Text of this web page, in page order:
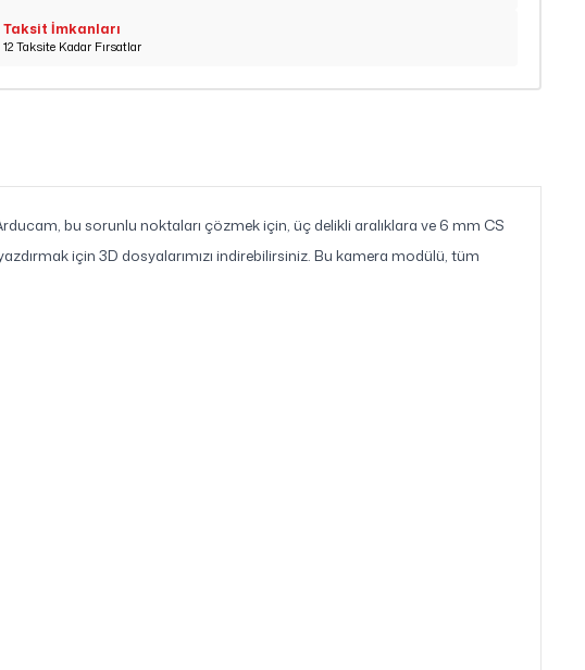
Taksit İmkanları
12 Taksite Kadar Fırsatlar
bu sorunlu noktaları çözmek için, üç delikli aralıklara ve 6 mm CS
için 3D dosyalarımızı indirebilirsiniz. Bu kamera modülü, tüm